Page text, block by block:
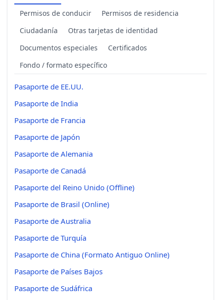
Permisos de conducir
Permisos de residencia
Ciudadanía
Otras tarjetas de identidad
Documentos especiales
Certificados
Fondo / formato específico
Pasaporte de EE.UU.
Pasaporte de India
Pasaporte de Francia
Pasaporte de Japón
Pasaporte de Alemania
Pasaporte de Canadá
Pasaporte del Reino Unido (Offline)
Pasaporte de Brasil (Online)
Pasaporte de Australia
Pasaporte de Turquía
Pasaporte de China (Formato Antiguo Online)
Pasaporte de Países Bajos
Pasaporte de Sudáfrica